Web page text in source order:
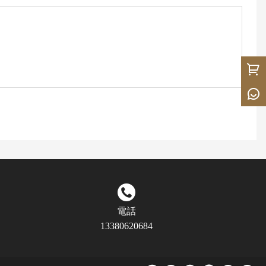
電話
13380620684